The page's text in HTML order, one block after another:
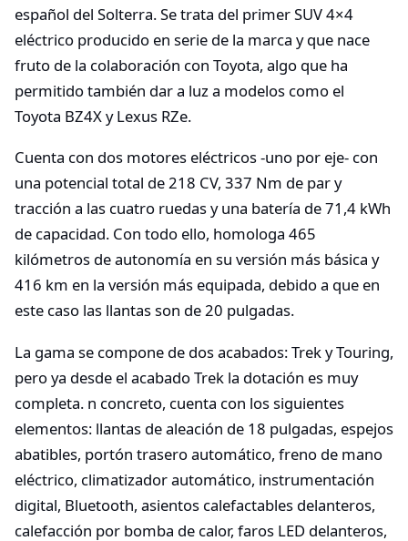
español del Solterra. Se trata del primer SUV 4×4
eléctrico producido en serie de la marca y que nace
fruto de la colaboración con Toyota, algo que ha
permitido también dar a luz a modelos como el
Toyota BZ4X y Lexus RZe.
Cuenta con dos motores eléctricos -uno por eje- con
una potencial total de 218 CV, 337 Nm de par y
tracción a las cuatro ruedas y una batería de 71,4 kWh
de capacidad. Con todo ello, homologa 465
kilómetros de autonomía en su versión más básica y
416 km en la versión más equipada, debido a que en
este caso las llantas son de 20 pulgadas.
La gama se compone de dos acabados: Trek y Touring,
pero ya desde el acabado Trek la dotación es muy
completa. n concreto, cuenta con los siguientes
elementos: llantas de aleación de 18 pulgadas, espejos
abatibles, portón trasero automático, freno de mano
eléctrico, climatizador automático, instrumentación
digital, Bluetooth, asientos calefactables delanteros,
calefacción por bomba de calor, faros LED delanteros,